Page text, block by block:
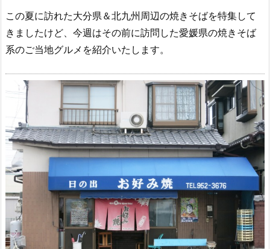
この夏に訪れた大分県＆北九州周辺の焼きそばを特集して
きましたけど、今週はその前に訪問した愛媛県の焼きそば
系のご当地グルメを紹介いたします。